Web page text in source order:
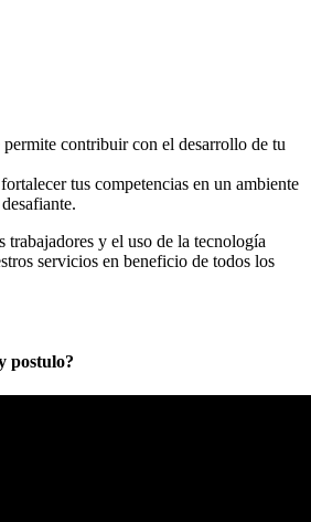
contribuir con el desarrollo de tu
tus competencias en un ambiente
trabajadores y el uso de la tecnología
servicios en beneficio de todos los
postulo?